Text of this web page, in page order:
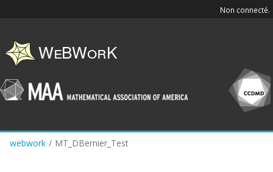
content
Non connecté.
webwork / MT_DBernier_Test